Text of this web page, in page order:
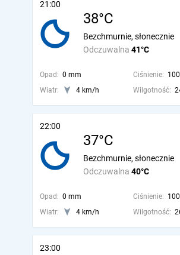
21:00
38°C
Odczuwalna 41°C
Bezchmurnie, słonecznie
Opad: 0 mm Ciśnienie:
Wiatr:
4 km/h Wilgotność:
22:00
37°C
Odczuwalna 40°C
Bezchmurnie, słonecznie
Opad: 0 mm Ciśnienie:
Wiatr:
4 km/h Wilgotność:
23:00